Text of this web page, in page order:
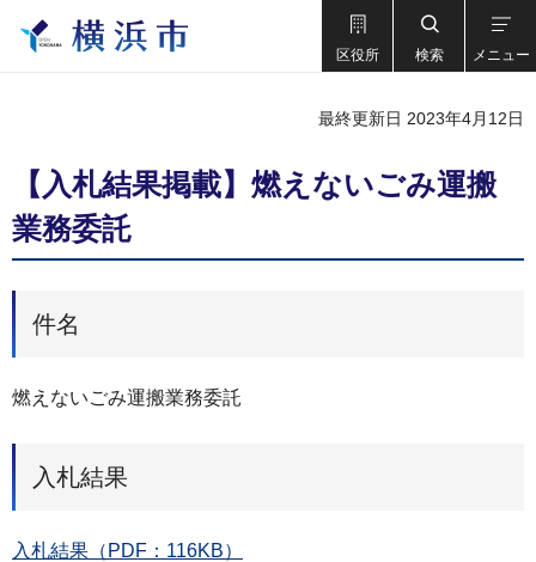
区役所 検索 メニュー
最終更新日 2023年4月12日
【入札結果掲載】燃えないごみ運搬
業務委託
件名
燃えないごみ運搬業務委託
入札結果
入札結果（PDF：116KB）